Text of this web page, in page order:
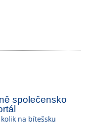
společensko
na bítešsku